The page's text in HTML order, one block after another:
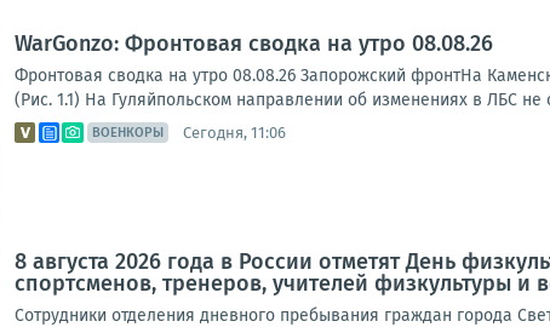
WarGonzo: Фронтовая сводка на утро 08.08.26
Фронтовая сводка на утро 08.08.26 Запорожский фронтНа
(Рис. 1.1) На Гуляйпольском направлении об изменениях в ЛБС
ВОЕНКОРЫ Сегодня, 11:06
8 августа 2026 года в России отметят День
спортсменов, тренеров, учителей физкультуры и
Сотрудники отделения дневного пребывания граждан города